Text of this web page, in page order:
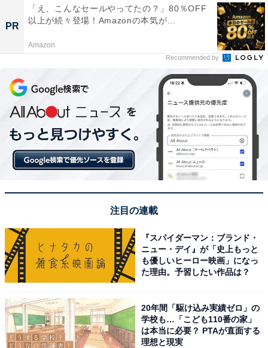
PR
「え、こんなセールやってたの？」80％OFF
以上が続々登場！Amazonの本気が...
Amazon
Recommended by
注目の連載
『スパイダーマン：ブランド・
ニュー・デイ』が「史上もっと
も優しいヒーロー映画」になっ
た理由。予習したい作品は？
20年間「駆け込み実績ゼロ」の
学校も…「こども110番の家」
は本当に必要？ PTAが直面する
理想と現実